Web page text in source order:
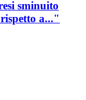
sminuito
a..."